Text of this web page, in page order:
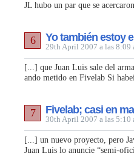
JL hubo un par que se
Yo también estoy
29th April 2007 a las 8:09
6
[...] que Juan Luis sale del
ando metido en Fivelab Si
Fivelab; casi en
30th April 2007 a las 5:10
7
[...] un nuevo proyecto, pero
Juan Luis lo anuncie “semi-